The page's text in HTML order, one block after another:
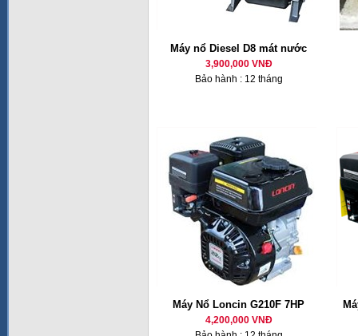
Máy nổ Diesel D8 mát nước
3,900,000 VNĐ
Bảo hành : 12 tháng
Máy Nổ Loncin G210F 7HP
4,200,000 VNĐ